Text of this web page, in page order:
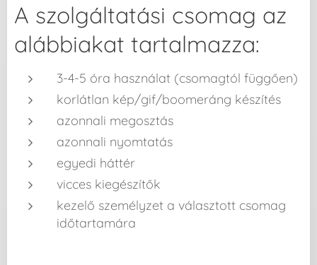
A szolgáltatási csomag az
alábbiakat tartalmazza:
3-4-5 óra használat (csomagtól függően)
korlátlan kép/gif/boomeráng készítés
azonnali megosztás
azonnali nyomtatás
egyedi háttér
vicces kiegészítők
kezelő személyzet a választott csomag
időtartamára